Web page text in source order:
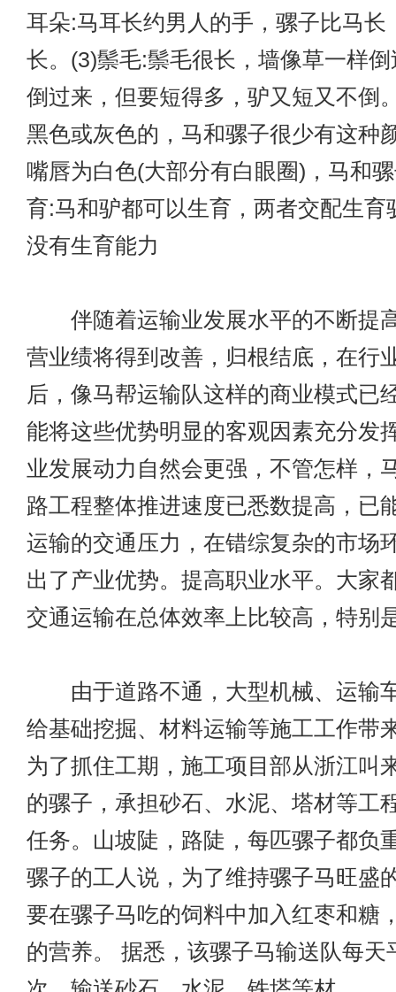
耳朵:马耳长约男人的手，骡子比马长
长。(3)鬃毛:鬃毛很长，墙像草一样
倒过来，但要短得多，驴又短又不倒
黑色或灰色的，马和骡子很少有这种
嘴唇为白色(大部分有白眼圈)，马和
育:马和驴都可以生育，两者交配生育
没有生育能力
伴随着运输业发展水平的不断提
营业绩将得到改善，归根结底，在行
后，像马帮运输队这样的商业模式已
能将这些优势明显的客观因素充分发
业发展动力自然会更强，不管怎样，
路工程整体推进速度已悉数提高，已
运输的交通压力，在错综复杂的市场
出了产业优势。提高职业水平。大家
交通运输在总体效率上比较高，特别
由于道路不通，大型机械、运输
给基础挖掘、材料运输等施工工作带
为了抓住工期，施工项目部从浙江叫
的骡子，承担砂石、水泥、塔材等工
任务。山坡陡，路陡，每匹骡子都负
骡子的工人说，为了维持骡子马旺盛
要在骡子马吃的饲料中加入红枣和糖
的营养。 据悉，该骡子马输送队每天